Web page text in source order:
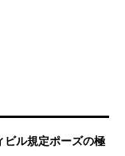
ビル規定ポーズの極